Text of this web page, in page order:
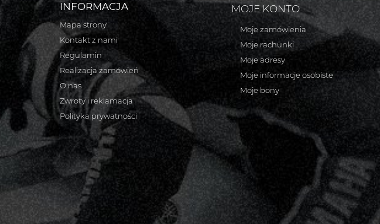
INFORMACJA
Mapa strony
Kontakt z nami
Regulamin
Realizacja zamówień
O nas
Zwroty i reklamacja
Polityka prywatności
MOJE KONTO
Moje zamówienia
Moje rachunki
Moje adresy
Moje informacje osobiste
Moje bony